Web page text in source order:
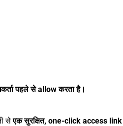
पहले से allow करता है।
सेएक सुरक्षित, one-click access link